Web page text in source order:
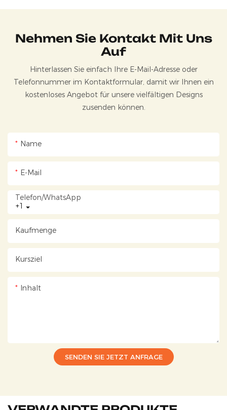
Nehmen Sie Kontakt Mit Uns
Auf
Hinterlassen Sie einfach Ihre E-Mail-Adresse oder
Telefonnummer im Kontaktformular, damit wir Ihnen ein
kostenloses Angebot für unsere vielfältigen Designs
zusenden können.
Name
E-Mail
+1
Telefon/WhatsApp
Kaufmenge
Kursziel
Inhalt
SENDEN SIE JETZT ANFRAGE